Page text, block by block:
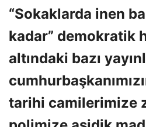
“Sokaklarda inen
kadar” demokratik
altındaki bazı
tarihi camilerimize